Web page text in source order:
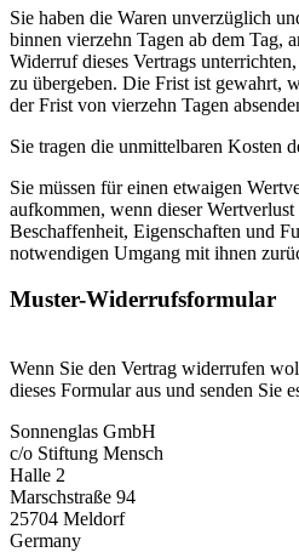
Sie haben die Waren unverzüglich
binnen vierzehn Tagen ab dem Tag,
Widerruf dieses Vertrags
zu übergeben. Die Frist ist gewahrt,
der Frist von vierzehn Tagen
Sie tragen die unmittelbaren Kosten
Sie müssen für einen etwaigen
aufkommen, wenn dieser
Beschaffenheit, Eigenschaften und
notwendigen Umgang mit ihnen
Muster-Widerrufsformular
Wenn Sie den Vertrag widerrufen
dieses Formular aus und senden Sie
Sonnenglas GmbH
c/o Stiftung Mensch
Halle 2
Marschstraße 94
25704 Meldorf
Germany